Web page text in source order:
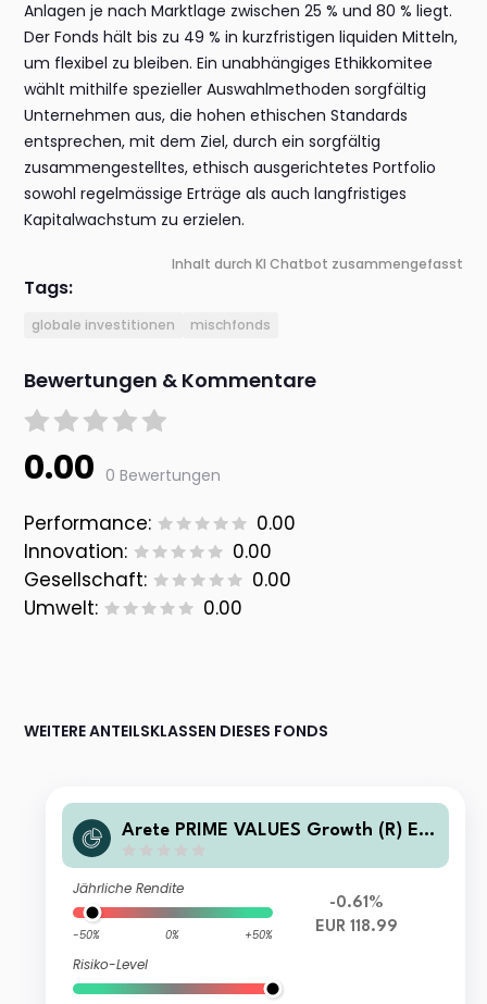
Anlagen je nach Marktlage zwischen 25 % und 80 % liegt.
Der Fonds hält bis zu 49 % in kurzfristigen liquiden Mitteln,
um flexibel zu bleiben. Ein unabhängiges Ethikkomitee
wählt mithilfe spezieller Auswahlmethoden sorgfältig
Unternehmen aus, die hohen ethischen Standards
entsprechen, mit dem Ziel, durch ein sorgfältig
zusammengestelltes, ethisch ausgerichtetes Portfolio
sowohl regelmässige Erträge als auch langfristiges
Kapitalwachstum zu erzielen.
Inhalt durch KI Chatbot zusammengefasst
Tags:
globale investitionen mischfonds
Bewertungen & Kommentare
0.00 0 Bewertungen
Performance:
0.00
Innovation:
0.00
Gesellschaft:
0.00
Umwelt:
0.00
WEITERE ANTEILSKLASSEN DIESES FONDS
Arete PRIME VALUES Growth (R) EU
Jährliche Rendite
-50% 0% +50%
Risiko-Level
-0.61%
EUR 118.99